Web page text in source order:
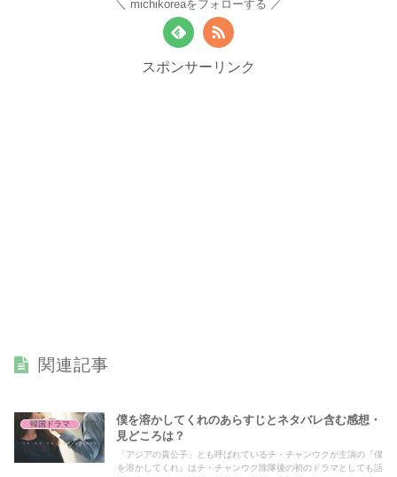
michikoreaをフォローする
スポンサーリンク
関連記事
韓国ドラマ
僕を溶かしてくれのあらすじとネタバレ含む感想・
見どころは？
「アジアの貴公子」とも呼ばれているチ・チャンウクが主演の『僕
を溶かしてくれ』はチ・チャンウク除隊後の初のドラマとしても話